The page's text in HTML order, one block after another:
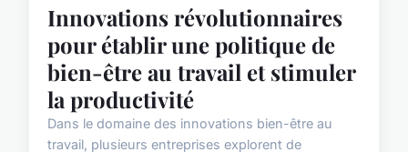
Innovations révolutionnaires
pour établir une politique de
bien-être au travail et stimuler
la productivité
Dans le domaine des innovations bien-être au
travail, plusieurs entreprises explorent de